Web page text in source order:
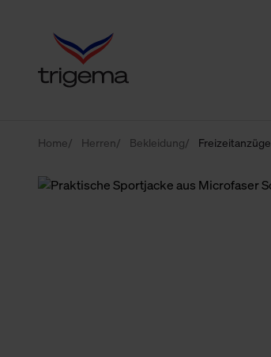
Home Herren Bekleidung Freizeitanzüge